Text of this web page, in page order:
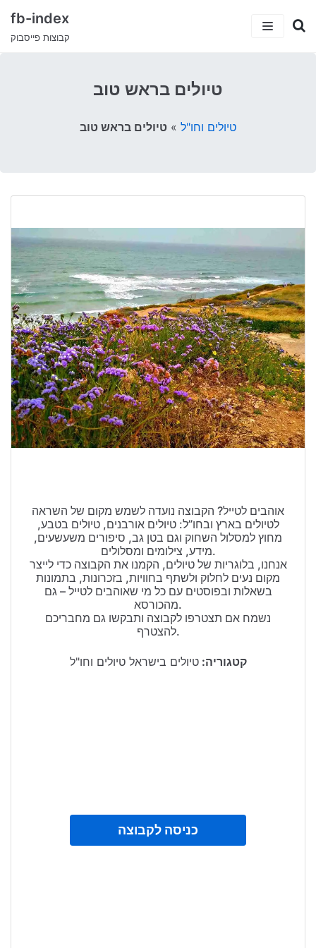
fb-index
קבוצות פייסבוק
קבוצות הפייסבוק המצחיקות בישראל
ישראלים בחו”ל
דרושים ועבודות
סאבלט
הייטק
סטודנטים
טיולים בישראל
וידויים
דירות ונדל”ן
כרטיסים
טיולים בראש טוב
טיולים וחו"ל » טיולים בראש טוב
אוהבים לטייל? הקבוצה נועדה לשמש מקום של השראה
לטיולים בארץ ובחו”ל: טיולים אורבנים, טיולים בטבע,
מחוץ למסלול השחוק וגם בטן גב, סיפורים משעשעים,
מידע, צילומים ומסלולים.
אנחנו, בלוגריות של טיולים, הקמנו את הקבוצה כדי לייצר
מקום נעים לחלוק ולשתף בחוויות, בזכרונות, בתמונות
בשאלות ובפוסטים עם כל מי שאוהבים לטייל – גם
מהכורסא.
נשמח אם תצטרפו לקבוצה ותבקשו גם מחבריכם
להצטרף.
קטגוריה:טיולים בישראל טיולים וחו"ל
כניסה לקבוצה